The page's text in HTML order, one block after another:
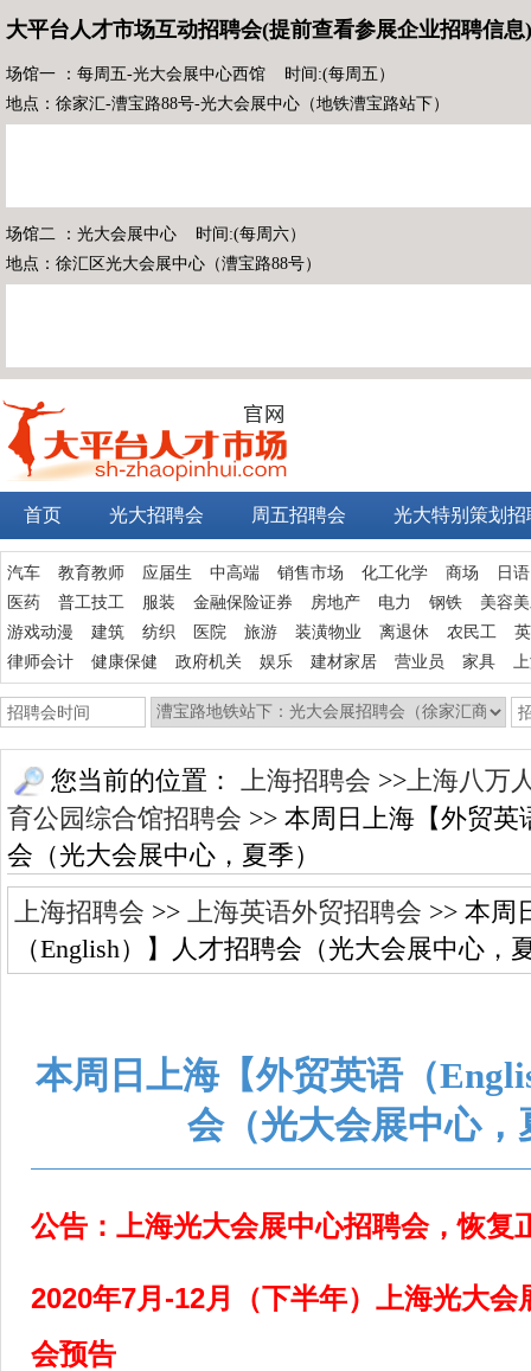
大平台人才市场互动招聘会(提前查看参展企业招聘信息)
场馆一 ：每周五-光大会展中心西馆 时间:(每周五）
地点：徐家汇-漕宝路88号-光大会展中心（地铁漕宝路站下）
场馆二 ：光大会展中心 时间:(每周六）
地点：徐汇区光大会展中心（漕宝路88号）
首页 光大招聘会 周五招聘会 光大特别策划招
汽车 教育教师 应届生 中高端 销售市场 化工化学 商场
日
医药
普工技工 服装 金融保险证券 房地产 电力 钢铁
美容
游戏动漫
建筑 纺织 医院 旅游 装潢物业 离退休 农民工
律师会计
健康保健 政府机关 娱乐 建材家居 营业员 家具
您当前的位置： 上海招聘会 >>上海八万
育公园综合馆招聘会 >> 本周日上海【外贸英
会（光大会展中心，夏季）
上海招聘会 >> 上海英语外贸招聘会 >> 本周
（English）】人才招聘会（光大会展中心，
本周日上海【外贸英语（
会（光大会展中心，
公告：上海光大会展中心招聘会，恢复
2020年7月-12月（下半年）上海光大会
会预告